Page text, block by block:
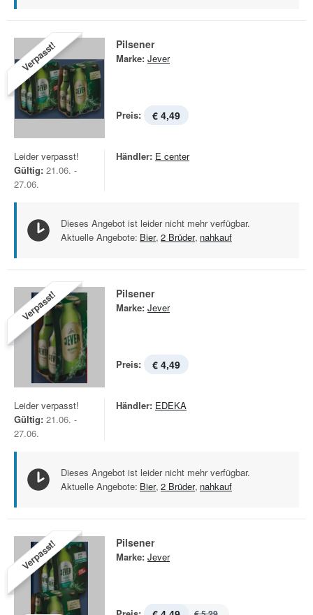
Verpasst! Pilsener
Marke: Jever
Preis: € 4,49
Leider verpasst!
Gültig: 21.06. -
27.06.
Händler: E center
Dieses Angebot ist leider nicht mehr verfügbar.
Aktuelle Angebote: Bier, 2 Brüder, nahkauf
Verpasst! Pilsener
Marke: Jever
Preis: € 4,49
Leider verpasst!
Gültig: 21.06. -
27.06.
Händler: EDEKA
Dieses Angebot ist leider nicht mehr verfügbar.
Aktuelle Angebote: Bier, 2 Brüder, nahkauf
Verpasst! Pilsener
Marke: Jever